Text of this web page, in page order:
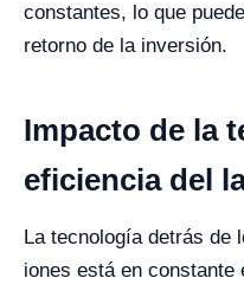
constantes, lo que
retorno de la inversión.
Impacto de la
eficiencia del
La tecnología detrás de
iones está en constante